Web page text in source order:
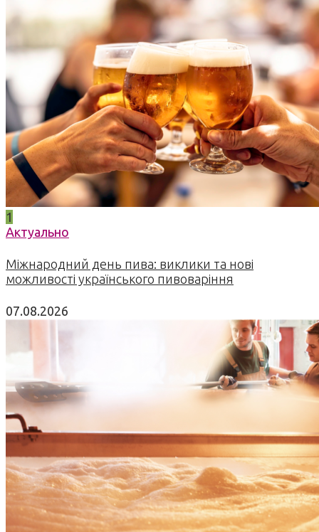
1
Актуально
Міжнародний день пива: виклики та нові
можливості українського пивоваріння
07.08.2026